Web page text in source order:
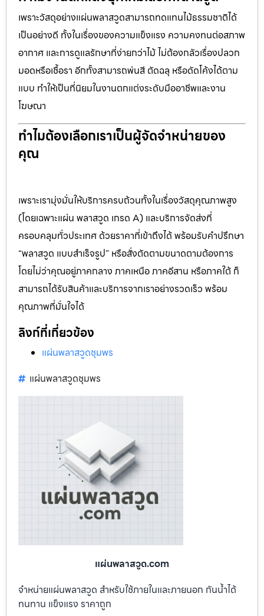
เพราะวัสดุอย่างแผ่นพลาสวูดสามารถทดแทนไม้ธรรมชาติได้
เป็นอย่างดี ทั้งในเรื่องของความแข็งแรง ความคงทนต่อสภาพ
อากาศ และการดูแลรักษาที่ง่ายกว่าไม้ ไม่ต้องกลัวเรื่องปลวก
มอดหรือเชื้อรา อีกทั้งสามารถพ่นสี ตัดฉลุ หรือดัดโค้งได้ตาม
แบบ ทำให้เป็นที่นิยมในงานตกแต่งระดับมืออาชีพและงาน
โฆษณา
ทำไมต้องเลือกเราเป็นผู้จัดจำหน่ายของ
คุณ
เพราะเรามุ่งมั่นให้บริการครบถ้วนทั้งในเรื่องวัสดุคุณภาพสูง
(โดยเฉพาะแผ่น พลาสวูด เกรด A) และบริการจัดส่งที่
ครอบคลุมทั่วประเทศ ด้วยราคาที่เข้าถึงได้ พร้อมรับคำปรึกษา
“พลาสวูด แบบสำเร็จรูป” หรือสั่งตัดตามขนาดตามต้องการ
โดยไม่ว่าคุณอยู่ภาคกลาง ภาคเหนือ ภาคอีสาน หรือภาคใต้ ก็
สามารถได้รับสินค้าและบริการจากเราอย่างรวดเร็ว พร้อม
คุณภาพที่มั่นใจได้
ลิงก์ที่เกี่ยวข้อง
แผ่นพลาสวูดชุมพร
แผ่นพลาสวูดชุมพร
แผ่นพลาสวูด.com
จำหน่ายแผ่นพลาสวูด สำหรับใช้ภายในและภายนอก กันน้ำได้
ทนทาน แข็งแรง ราคาถูก